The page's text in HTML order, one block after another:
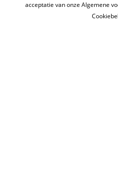
acceptatie van onze Algemene